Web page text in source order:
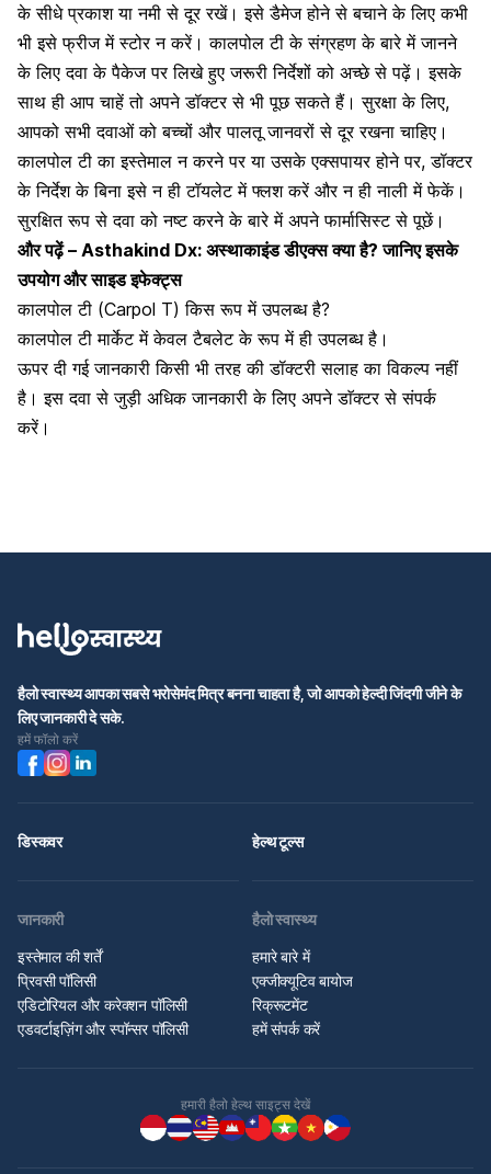
के सीधे प्रकाश या नमी से दूर रखें। इसे डैमेज होने से बचाने के लिए कभी
भी इसे फ्रीज में स्टोर न करें। कालपोल टी के संग्रहण के बारे में जानने
के लिए दवा के पैकेज पर लिखे हुए जरूरी निर्देशों को अच्छे से पढ़ें। इसके
साथ ही आप चाहें तो अपने डॉक्टर से भी पूछ सकते हैं। सुरक्षा के लिए,
आपको सभी दवाओं को बच्चों और पालतू जानवरों से दूर रखना चाहिए।
कालपोल टी का इस्तेमाल न करने पर या उसके एक्सपायर होने पर, डॉक्टर
के निर्देश के बिना इसे न ही टॉयलेट में फ्लश करें और न ही नाली में फेकें।
सुरक्षित रूप से दवा को नष्ट करने के बारे में अपने फार्मासिस्ट से पूछें।
और पढ़ें – Asthakind Dx: अस्थाकाइंड डीएक्स क्या है? जानिए इसके
उपयोग और साइड इफेक्ट्स
कालपोल टी (Carpol T) किस रूप में उपलब्ध है?
कालपोल टी मार्केट में केवल टैबलेट के रूप में ही उपलब्ध है।
ऊपर दी गई जानकारी किसी भी तरह की डॉक्टरी सलाह का विकल्प नहीं
है। इस दवा से जुड़ी अधिक जानकारी के लिए अपने डाॅक्टर से संपर्क
करें।
हैलो स्वास्थ्य आपका सबसे भरोसेमंद मित्र बनना चाहता है, जो आपको हेल्दी जिंदगी जीने के
लिए जानकारी दे सके.
हमें फॉलो करें
डिस्कवर हेल्थ टूल्स
जानकारी
इस्तेमाल की शर्तें
प्रिवसी पॉलिसी
एडिटोरियल और करेक्शन पॉलिसी
एडवर्टाइज़िंग और स्पॉन्सर पॉलिसी
हैलो स्वास्थ्य
हमारे बारे में
एक्जीक्यूटिव बायोज
रिक्रूटमेंट
हमें संपर्क करें
हमारी हैलो हेल्थ साइट्स देखें